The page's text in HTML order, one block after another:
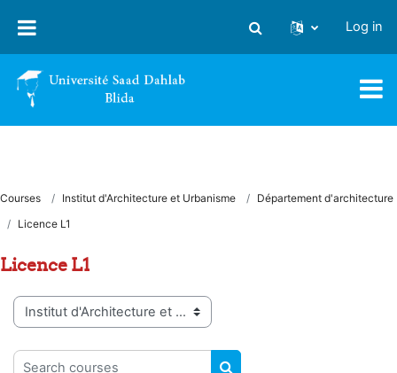
Toggle search input
Log in
Courses Institut d'Architecture et Urbanisme
Département d'architecture
Licence L1
Licence L1
Course categories
Search courses